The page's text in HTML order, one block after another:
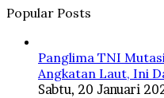
Popular Posts
Panglima TNI
Angkatan Laut, Ini
Sabtu, 20 Januari